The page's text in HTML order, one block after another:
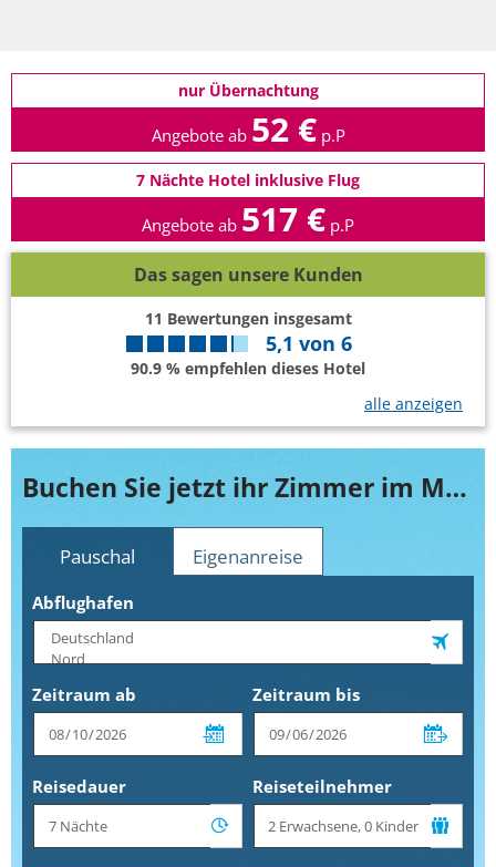
nur Übernachtung
Angebote ab 52 € p.P
7 Nächte Hotel inklusive Flug
Angebote ab 517 € p.P
Das sagen unsere Kunden
11 Bewertungen insgesamt
5,1 von 6
90.9 % empfehlen dieses Hotel
alle anzeigen
Buchen Sie jetzt ihr Zimmer im Marina Residence
Pauschal Eigenanreise
Abflughafen
Zeitraum ab Zeitraum bis
Reisedauer Reiseteilnehmer